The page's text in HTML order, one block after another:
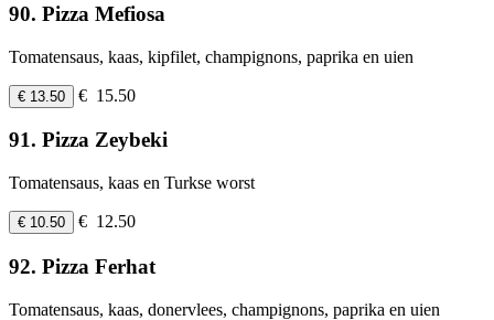
90. Pizza Mefiosa
Tomatensaus, kaas, kipfilet, champignons, paprika en uien
€ 13.50 € 15.50
91. Pizza Zeybeki
Tomatensaus, kaas en Turkse worst
€ 10.50 € 12.50
92. Pizza Ferhat
Tomatensaus, kaas, donervlees, champignons, paprika en uien